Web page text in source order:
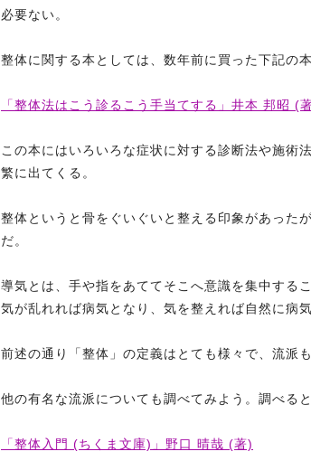
必要ない。
整体に関する本としては、数年前に買った下記の
「整体法はこう診るこう手当てする」井本 邦昭 (
この本にはいろいろな症状に対する診断法や施術
繁に出てくる。
整体というと骨をぐいぐいと整える印象があった
だ。
導気とは、手や指をあててそこへ意識を集中する
気が乱れれば病気となり、気を整えれば自然に病
前述の通り「整体」の定義はとても様々で、流派
他の有名な流派についても調べてみよう。調べる
「整体入門 (ちくま文庫)」野口 晴哉 (著)